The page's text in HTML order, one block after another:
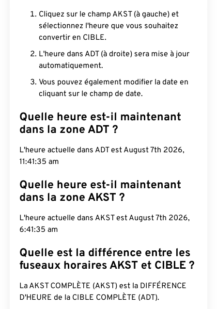
Cliquez sur le champ AKST (à gauche) et
sélectionnez l'heure que vous souhaitez
convertir en CIBLE.
L'heure dans ADT (à droite) sera mise à jour
automatiquement.
Vous pouvez également modifier la date en
cliquant sur le champ de date.
Quelle heure est-il maintenant
dans la zone ADT ?
L'heure actuelle dans ADT est August 7th 2026,
11:41:36 am
Quelle heure est-il maintenant
dans la zone AKST ?
L'heure actuelle dans AKST est August 7th 2026,
6:41:36 am
Quelle est la différence entre les
fuseaux horaires AKST et CIBLE ?
La AKST COMPLÈTE (AKST) est la DIFFÉRENCE
D'HEURE de la CIBLE COMPLÈTE (ADT).